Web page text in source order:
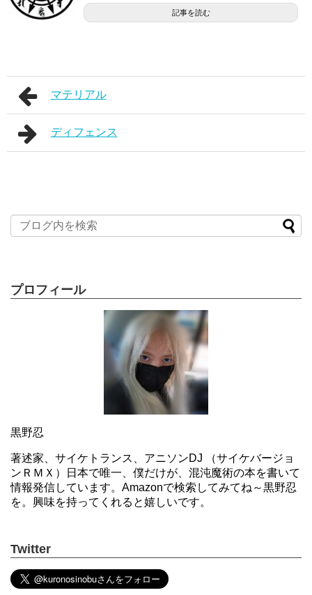
記事を読む
マテリアル
ディフェンス
プロフィール
黒野忍
著述家、サイケトランス、アニソンDJ （サイケバージョ
ンＲＭＸ）日本で唯一、僕だけが、混沌魔術の本を書いて
情報発信しています。Amazonで検索してみてね～黒野忍
を。興味を持ってくれると嬉しいです。
Twitter